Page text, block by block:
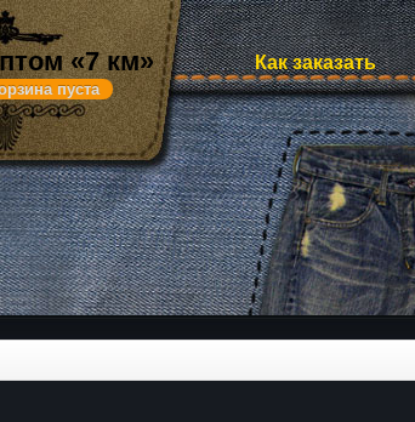
«7 км»
пуста
Как заказать